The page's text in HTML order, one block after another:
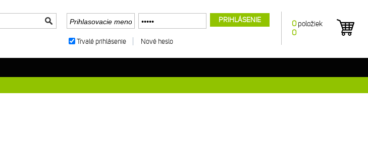
0 položiek
0
PRIHLÁSENIE
Trvalé prihlásenie Nové heslo